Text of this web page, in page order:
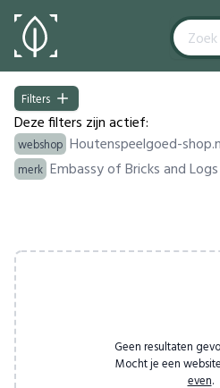
Filters
Filters
Deze filters zijn actief:
webshop Houtenspeelgoed-
merk Embassy of Bricks and Logs
Geen resultaten
Mocht je een
even.